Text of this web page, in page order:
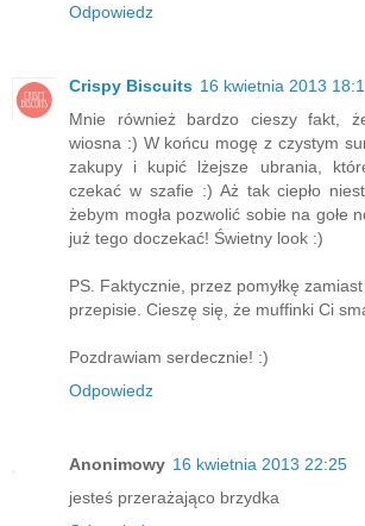
Odpowiedz
Crispy Biscuits 16 kwietnia 2013
Mnie również bardzo cieszy fakt,
wiosna :) W końcu mogę z czystym
zakupy i kupić lżejsze ubrania,
czekać w szafie :) Aż tak ciepło
żebym mogła pozwolić sobie na gołe
już tego doczekać! Świetny look :)
PS. Faktycznie, przez pomyłkę zamiast
przepisie. Cieszę się, że muffinki Ci
Pozdrawiam serdecznie! :)
Odpowiedz
Anonimowy 16 kwietnia 2013 22:25
jesteś przerażająco brzydka